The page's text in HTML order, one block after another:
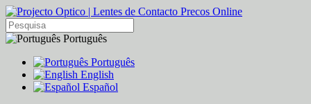
Português
Português
English
Español